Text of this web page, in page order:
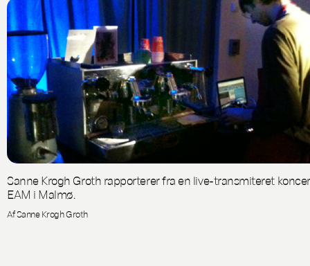
Sanne Krogh Groth rapporterer fra en live-transmiteret
EAM i Malmø.
Af Sanne Krogh Groth